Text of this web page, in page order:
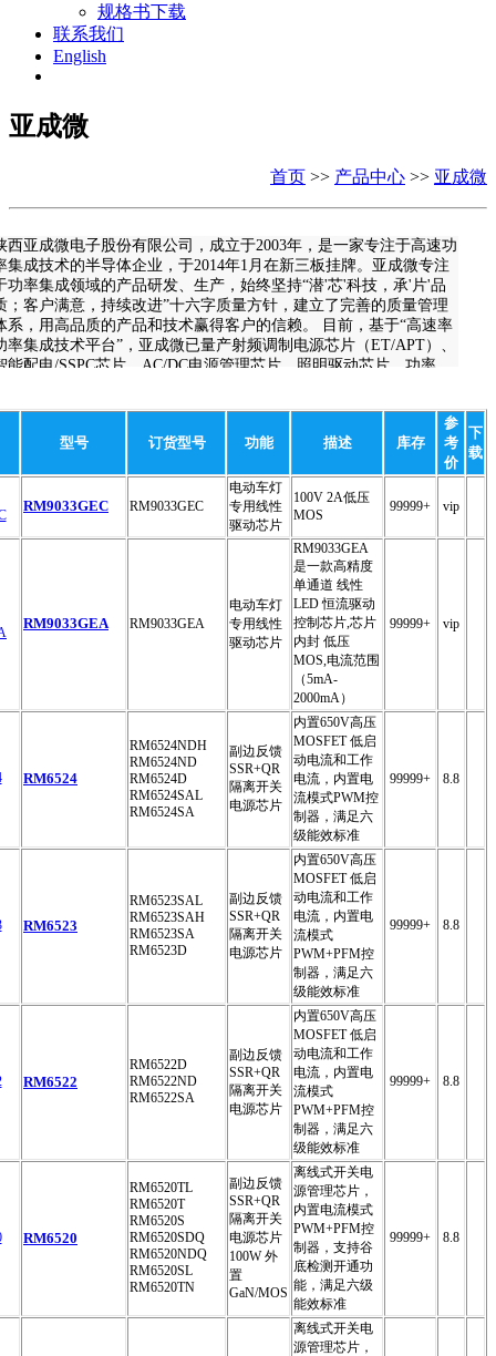
规格书下载
联系我们
English
亚成微
首页 >> 产品中心 >> 亚成微
西亚成微电子股份有限公司，成立于2003年，是一家专注于高速功
集成技术的半导体企业，于2014年1月在新三板挂牌。亚成微专注
功率集成领域的产品研发、生产，始终坚持“潜'芯'科技，承'片'品
；客户满意，持续改进”十六字质量方针，建立了完善的质量管理
系，用高品质的产品和技术赢得客户的信赖。 目前，基于“高速率
率集成技术平台”，亚成微已量产射频调制电源芯片（ET/APT）、
能配电/SSPC芯片、AC/DC电源管理芯片、照明驱动芯片、功率
型号 订货型号 功能 描述 库存
参
考
价
下
载
RM9033GEC RM9033GEC
电动车灯
专用线性
驱动芯片
100V 2A低压
MOS
99999+ vip
RM9033GEA RM9033GEA
电动车灯
专用线性
驱动芯片
RM9033GEA
是一款高精度
单通道 线性
LED 恒流驱动
控制芯片,芯片
内封 低压
MOS,电流范围
（5mA-
2000mA）
99999+ vip
RM6524
RM6524NDH
RM6524ND
RM6524D
RM6524SAL
RM6524SA
副边反馈
SSR+QR
隔离开关
电源芯片
内置650V高压
MOSFET 低启
动电流和工作
电流，内置电
流模式PWM控
制器，满足六
级能效标准
99999+ 8.8
RM6523
RM6523SAL
RM6523SAH
RM6523SA
RM6523D
副边反馈
SSR+QR
隔离开关
电源芯片
内置650V高压
MOSFET 低启
动电流和工作
电流，内置电
流模式
PWM+PFM控
制器，满足六
级能效标准
99999+ 8.8
RM6522
RM6522D
RM6522ND
RM6522SA
副边反馈
SSR+QR
隔离开关
电源芯片
内置650V高压
MOSFET 低启
动电流和工作
电流，内置电
流模式
PWM+PFM控
制器，满足六
级能效标准
99999+ 8.8
RM6520
RM6520TL
RM6520T
RM6520S
RM6520SDQ
RM6520NDQ
RM6520SL
RM6520TN
副边反馈
SSR+QR
隔离开关
电源芯片
100W 外
置
GaN/MOS
离线式开关电
源管理芯片，
内置电流模式
PWM+PFM控
制器，支持谷
底检测开通功
能，满足六级
能效标准
99999+ 8.8
离线式开关电
源管理芯片，